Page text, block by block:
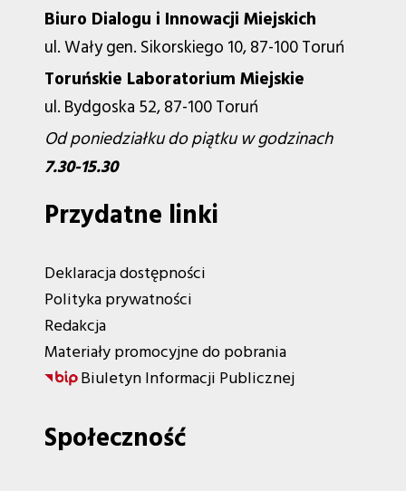
Biuro Dialogu i Innowacji Miejskich
ul. Wały gen. Sikorskiego 10, 87-100 Toruń
Toruńskie Laboratorium Miejskie
ul. Bydgoska 52, 87-100 Toruń
Od poniedziałku do piątku w godzinach
7.30-15.30
Przydatne linki
Deklaracja dostępności
Polityka prywatności
Redakcja
Materiały promocyjne do pobrania
Biuletyn Informacji Publicznej
Społeczność